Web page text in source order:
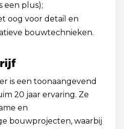
een plus);
oog voor detail en
bouwtechnieken.
is een toonaangevend
20 jaar ervaring. Ze
en
bouwprojecten, waarbij